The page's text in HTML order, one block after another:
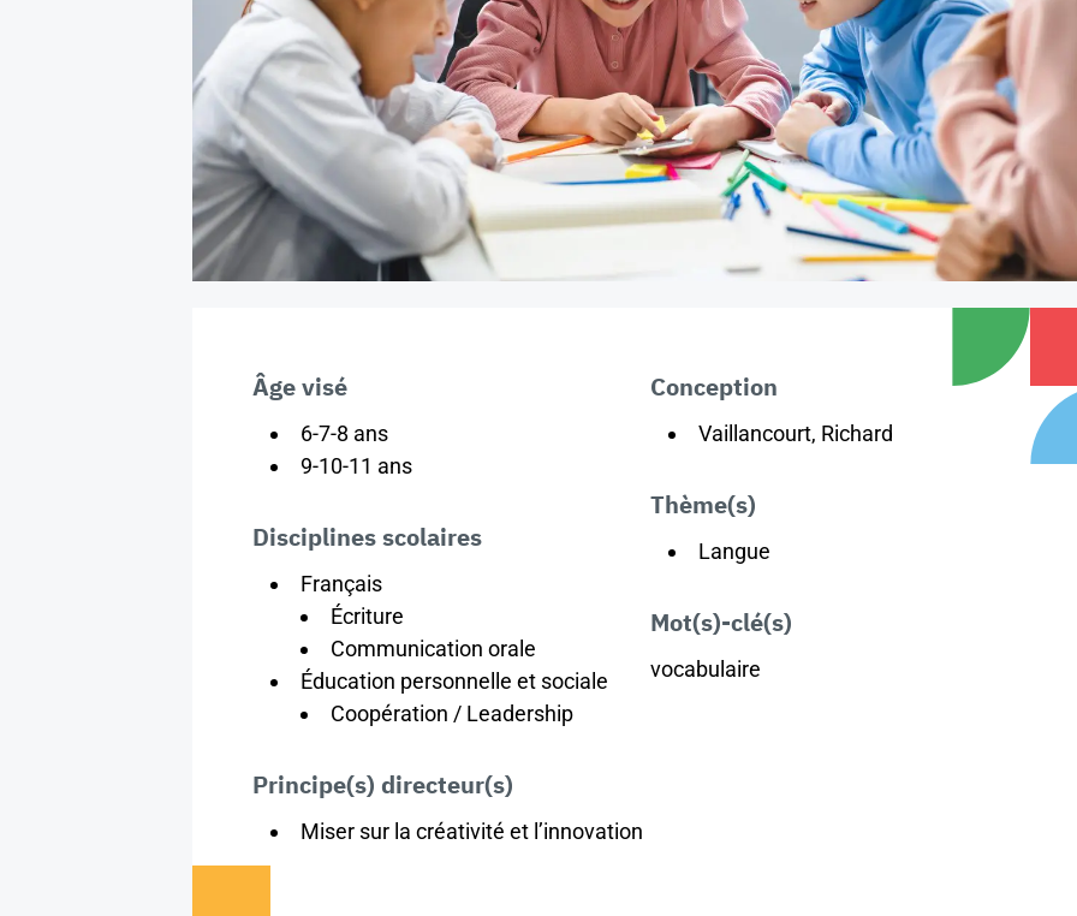
Âge visé
6-7-8 ans
9-10-11 ans
Disciplines scolaires
Français
Écriture
Communication orale
Éducation personnelle et sociale
Coopération / Leadership
Principe(s) directeur(s)
Miser sur la créativité et l’innovation
Conception
Vaillancourt, Richard
Thème(s)
Langue
Mot(s)-clé(s)
vocabulaire